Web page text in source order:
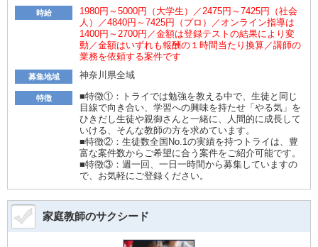
時給
1980円～5000円（大学生）／2475円～7425円（社会
人）／4840円～7425円（プロ）／オンライン指導は
1400円～2700円／金額は登録テストの結果により変
動／金額はいずれも報酬の１時間当たり換算／講師の
業務を依頼する案件です
募集地域 神奈川県全域
特徴
■特徴①：トライでは勉強を教える中で、生徒と同じ
目線で向き合い、学習への興味を持たせ「やる気」を
ひきだし生徒や親御さんと一緒に、人間的に成長して
いける、そんな教師の方を求めています。
■特徴②：生徒数全国No.1の実績を持つトライは、豊
富な案件数からご希望に合う案件をご紹介可能です。
■特徴③：週一回、一日一時間から募集していますの
で、お気軽にご登録ください。
家庭教師のサクシード